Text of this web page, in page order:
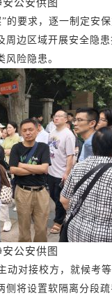
公安供图
的要求，逐一制定安
周边区域开展安全隐
险隐患。
公安供图
动对接校方，就候考
侧将设置软隔离分段